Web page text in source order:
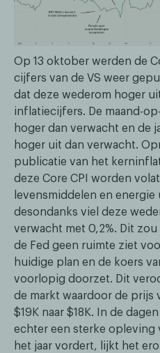
Op 13 oktober werden de
cijfers van de VS weer
dat deze wederom hoger
inflatiecijfers. De maand-
hoger dan verwacht en de
hoger uit dan verwacht.
publicatie van het
deze Core CPI worden
levensmiddelen en
desondanks viel deze
verwacht met 0,2%. Dit
de Fed geen ruimte ziet
huidige plan en de koers
voorlopig doorzet. Dit
de markt waardoor de prijs
$19K naar $18K. In de
echter een sterke opleving
het jaar vordert, lijkt het